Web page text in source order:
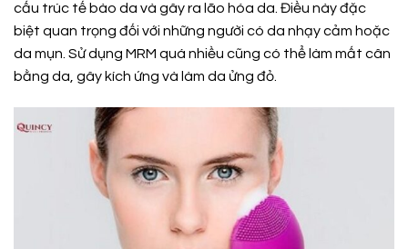
cấu trúc tế bào da và gây ra lão hóa da. Điều này đặc
biệt quan trọng đối với những người có da nhạy cảm hoặc
da mụn. Sử dụng MRM quá nhiều cũng có thể làm mất cân
bằng da, gây kích ứng và làm da ửng đỏ.